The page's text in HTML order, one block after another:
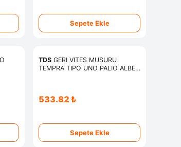
Sepete Ekle
TDS GERI VITES MUSURU
TEMPRA TIPO UNO PALIO ALBEA
533.82 ₺
Sepete Ekle